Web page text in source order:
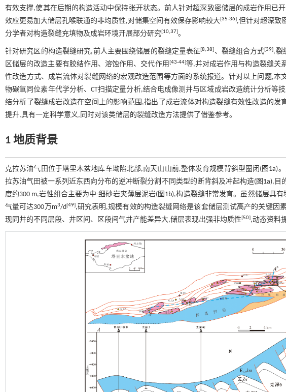
有效支撑,使其在后期的构造活动中保持张开状态。前人针对超深致密储层的成岩作用已
效应更易加大储层孔喉联通的非均质性,对储集空间有效保存影响较大[35-36],但针对超深致
分学者对构造裂缝充填物及成岩环境开展部分研究[10,37]。
针对研究区的构造裂缝研究,前人主要围绕储层的裂缝定量表征[8,38] 、裂缝组合方式[39],裂
区储层的改造主要有胶结作用、溶蚀作用、交代作用 [43-44]等,并对成岩作用与构造裂缝关
性改造方式、成岩流体对裂缝网络的宏观改造范围等方面的系统报道。针对以上问题,
物碳氧同位素年代学分析、CT扫描定量分析,结合电成像测井与区域成岩改造统计分析等
结分析了裂缝成岩改造在空间上的影响范围,指出了成岩流体对构造裂缝有效性改造的
提升,具有一定科学意义,同时对该类储层的裂缝改造方法提供了借鉴参考。
1 地质背景
克拉苏油气田位于塔里木盆地库车坳陷北部,南天山山前,整体发育规模背斜型圈闭(图1a)
拉苏油气田被一系列近东西向分布的逆冲断裂分割不同类型的断背斜及冲起构造(图1a),目
度约300 m,岩性组合主要为中-细砂岩夹薄层泥岩(图1b),构造裂缝非常发育。虽然储层具
气量可达300万m3/d[49],研究表明,规模有效的构造裂缝网络是该套储层测试高产的关键因
现同井的不同层段、井区间、区段间气井产能差异大,储层表现出强非均质性[50],动态资料